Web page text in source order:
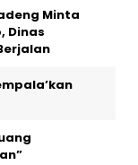
Minta
Dinas